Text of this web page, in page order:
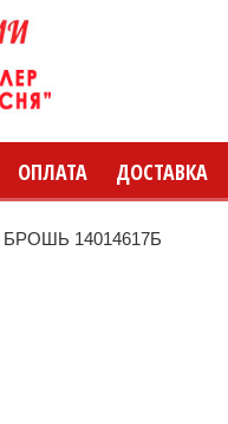
ОПЛАТА ДОСТАВКА
БРОШЬ 14014617Б